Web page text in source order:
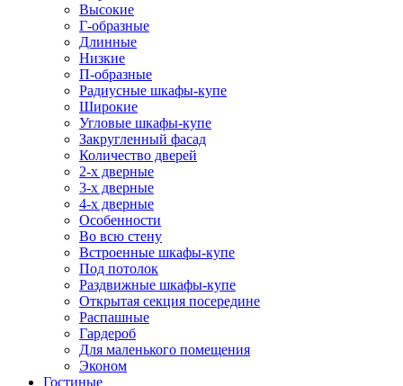
Высокие
Г-образные
Длинные
Низкие
П-образные
Радиусные шкафы-купе
Широкие
Угловые шкафы-купе
Закругленный фасад
Количество дверей
2-х дверные
3-х дверные
4-х дверные
Особенности
Во всю стену
Встроенные шкафы-купе
Под потолок
Раздвижные шкафы-купе
Открытая секция посередине
Распашные
Гардероб
Для маленького помещения
Эконом
Гостиные